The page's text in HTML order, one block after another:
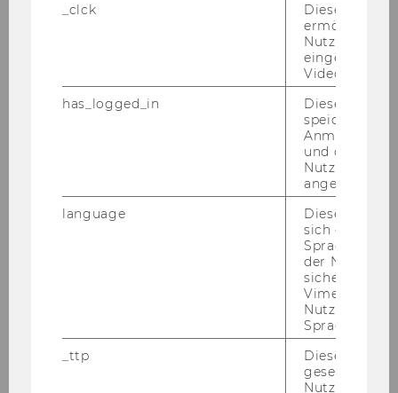
Da sich die Wirt­schafts­uni­ver­si­tät Wien
die Er­hö­hung des Frau­en­an­teils beim
wis­sen­schaft­li­chen Per­so­nal zum Ziel
ge­setzt hat, wer­den qua­li­fi­zier­te Frau­en
aus­drück­lich auf­ge­for­dert, sich zu be­
wer­ben. Bei glei­cher Qua­li­fi­ka­ti­on wer­
den Frau­en vor­ran­gig auf­ge­nom­men.
Alle Be­wer­be­rin­nen, die die ge­setz­li­
chen Auf­nah­me­er­for­der­nis­se er­fül­len
und den An­for­de­run­gen des Aus­schrei­
bungs­tex­tes ent­spre­chen, sind zu Be­
wer­bungs­ge­sprä­chen ein­zu­la­den.
An der WU ist ein Ar­beits­kreis für Gleich­
be­hand­lungs­fra­gen ein­ge­rich­tet. Nä­he­
re In­for­ma­tio­nen fin­den Sie unter
http://www.wu-​wien.ac.at/por­tal/iv/ak­
_clck
Dieses Cookie
ermöglicht
Nutzung des
Video Players
has_logged_in
Dieses Cookie
speichert
und ob sich
Nutzer*in
angemeldet
language
Dieses
sich die
der
Vimeo in der
Nutzer
Sprache
_ttp
Dieser
gesetzt, um
Nutzung des